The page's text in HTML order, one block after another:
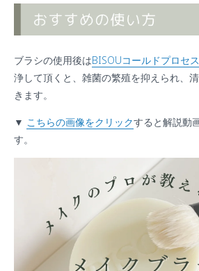
ブラシの使用後はBISOUコールドプロセ
浄して頂くと、雑菌の繁殖を抑えられ、
きます。
▼ こちらの画像をクリックすると解説動
す。